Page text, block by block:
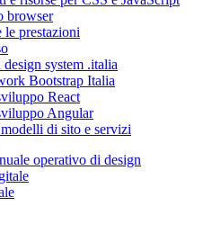
browser
prestazioni
system .italia
Bootstrap Italia
React
Angular
di sito e servizi
operativo di design